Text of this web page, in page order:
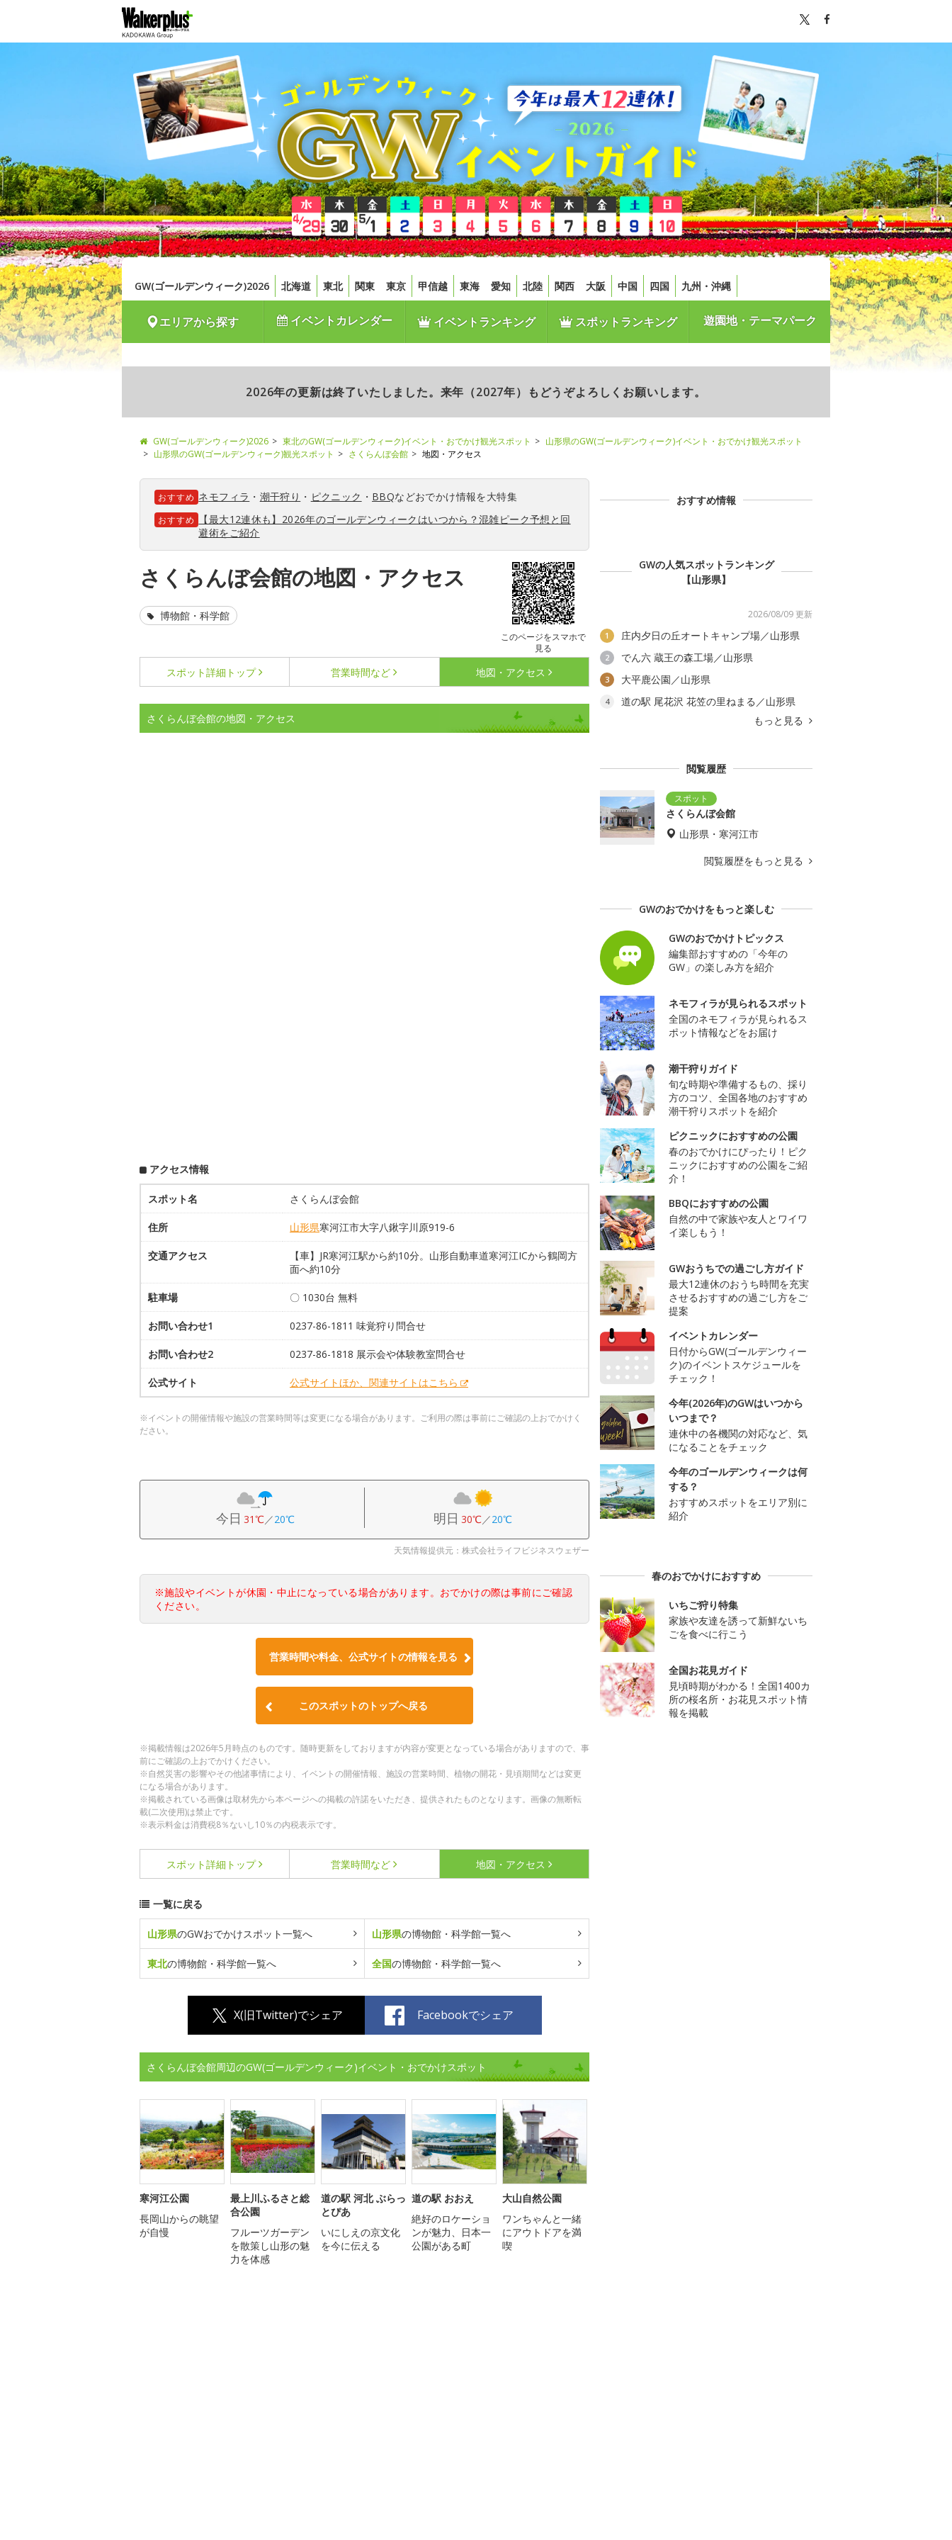
GW(ゴールデンウィーク)2026 北海道 東北 関東 東京 甲信越 東海 愛知 北陸 関西 大阪 中国 四国 九州・沖縄
エリアから探す イベントカレンダー イベントランキング スポットランキング 遊園地・テーマパーク
2026年の更新は終了いたしました。来年（2027年）もどうぞよろしくお願いします。
GW(ゴールデンウィーク)2026 東北のGW(ゴールデンウィーク)イベント・おでかけ観光スポット
山形県のGW(ゴールデンウィーク)イベント・おでかけ観光スポット
山形県のGW(ゴールデンウィーク)観光スポット
さくらんぼ会館 地図・アクセス
おすすめ ネモフィラ ・ 潮干狩り ・ ピクニック ・ BBQなどおでかけ情報を大特集
おすすめ
【最大12連休も】2026年のゴールデンウィークはいつから？混雑ピーク予想と回
避術をご紹介
さくらんぼ会館の地図・アクセス
このページをスマホで
見る
博物館・科学館
スポット詳細 トップ 営業時間など 地図・アクセス
さくらんぼ会館の地図・アクセス
アクセス情報
スポット名 さくらんぼ会館
住所 山形県寒河江市大字八鍬字川原919-6
交通アクセス
【車】JR寒河江駅から約10分。山形自動車道寒河江ICから鶴岡方
面へ約10分
駐車場 〇 1030台 無料
お問い合わせ1 0237-86-1811 味覚狩り問合せ
お問い合わせ2 0237-86-1818 展示会や体験教室問合せ
公式サイト 公式サイトほか、関連サイトはこちら
※イベントの開催情報や施設の営業時間等は変更になる場合があります。ご利用の際は事前にご確認の上おでかけく
ださい。
今日 31℃／20℃ 明日 30℃／20℃
天気情報提供元：株式会社ライフビジネスウェザー
※施設やイベントが休園・中止になっている場合があります。おでかけの際は事前にご確認
ください。
営業時間や料金、公式サイトの情報を見る
このスポットのトップへ戻る
※掲載情報は2026年5月時点のものです。随時更新をしておりますが内容が変更となっている場合がありますので、事
前にご確認の上おでかけください。
※自然災害の影響やその他諸事情により、イベントの開催情報、施設の営業時間、植物の開花・見頃期間などは変更
になる場合があります。
※掲載されている画像は取材先から本ページへの掲載の許諾をいただき、提供されたものとなります。画像の無断転
載(二次使用)は禁止です。
※表示料金は消費税8％ないし10％の内税表示です。
スポット詳細 トップ 営業時間など 地図・アクセス
一覧に戻る
山形県のGWおでかけスポット一覧へ 山形県の博物館・科学館一覧へ
東北の博物館・科学館一覧へ 全国の博物館・科学館一覧へ
X(旧Twitter)でシェア Facebookでシェア
さくらんぼ会館周辺のGW(ゴールデンウィーク)イベント・おでかけスポット
寒河江公園
長岡山からの眺望
が自慢
最上川ふるさと総
合公園
フルーツガーデン
を散策し山形の魅
力を体感
道の駅 河北 ぶらっ
とぴあ
いにしえの京文化
を今に伝える
道の駅 おおえ
絶好のロケーショ
ンが魅力、日本一
公園がある町
大山自然公園
ワンちゃんと一緒
にアウトドアを満
喫
おすすめ情報
GWの人気スポットランキング
【山形県】
2026/08/09 更新
1 庄内夕日の丘オートキャンプ場／山形県
2 でん六 蔵王の森工場／山形県
3 大平鹿公園／山形県
4
道の駅 尾花沢 花笠の里ねまる／山形県
もっと見る
閲覧履歴
さくらんぼ会館
山形県・寒河江市
閲覧履歴をもっと見る
GWのおでかけをもっと楽しむ
GWのおでかけトピックス
編集部おすすめの「今年の
GW」の楽しみ方を紹介
ネモフィラが見られるスポット
全国のネモフィラが見られるス
ポット情報などをお届け
潮干狩りガイド
旬な時期や準備するもの、採り
方のコツ、全国各地のおすすめ
潮干狩りスポットを紹介
ピクニックにおすすめの公園
春のおでかけにぴったり！ピク
ニックにおすすめの公園をご紹
介！
BBQにおすすめの公園
自然の中で家族や友人とワイワ
イ楽しもう！
GWおうちでの過ごし方ガイド
最大12連休のおうち時間を充実
させるおすすめの過ごし方をご
提案
イベントカレンダー
日付からGW(ゴールデンウィー
ク)のイベントスケジュールを
チェック！
今年(2026年)のGWはいつから
いつまで？
連休中の各機関の対応など、気
になることをチェック
今年のゴールデンウィークは何
する？
おすすめスポットをエリア別に
紹介
春のおでかけにおすすめ
いちご狩り特集
家族や友達を誘って新鮮ないち
ごを食べに行こう
全国お花見ガイド
見頃時期がわかる！全国1400カ
所の桜名所・お花見スポット情
報を掲載